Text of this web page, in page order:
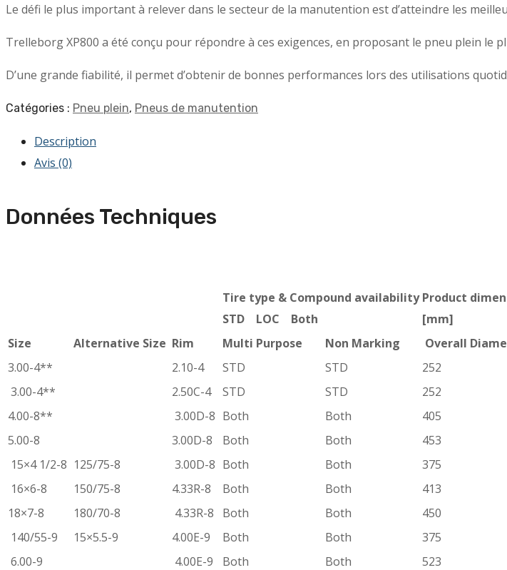
Le défi le plus important à relever dans le secteur de la manutention est d’atteindre les
Trelleborg XP800 a été conçu pour répondre à ces exigences, en proposant le pneu plein le
D’une grande fiabilité, il permet d’obtenir de bonnes performances lors des utilisations
Catégories : Pneu plein, Pneus de manutention
Description
Avis (0)
Données Techniques
Tire type & Compound availability
STD LOC Both
Product
[mm]
Size
Alternative Size Rim Multi Purpose Non Marking Overall
3.00-4**
2.10-4 STD STD 252
3.00-4**
2.50C-4 STD STD 252
4.00-8**
3.00D-8 Both Both 405
5.00-8
3.00D-8 Both Both 453
15×4 1/2-8 125/75-8 3.00D-8 Both Both 375
16×6-8
150/75-8 4.33R-8 Both Both 413
18×7-8
180/70-8 4.33R-8 Both Both 450
140/55-9
15×5.5-9 4.00E-9 Both Both 375
6.00-9
4.00E-9 Both Both 523